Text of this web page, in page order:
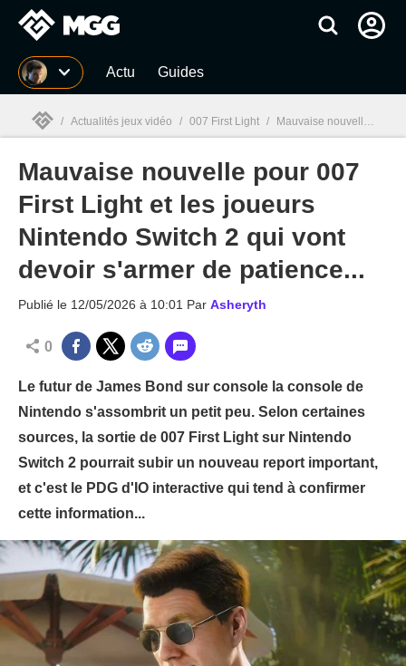
MGG Actu Guides
MGG
/ Actualités jeux vidéo / 007 First Light / Mauvaise nouvelle pour 007 First Light et les joueurs Nintendo Switch 2 qui vont devoir s'armer de patience...
Mauvaise nouvelle pour 007
First Light et les joueurs
Nintendo Switch 2 qui vont
devoir s'armer de patience...
Publié le 12/05/2026 à 10:01 Par Asheryth
0
Le futur de James Bond sur console la console de
Nintendo s'assombrit un petit peu. Selon certaines
sources, la sortie de 007 First Light sur Nintendo
Switch 2 pourrait subir un nouveau report important,
et c'est le PDG d'IO interactive qui tend à confirmer
cette information...